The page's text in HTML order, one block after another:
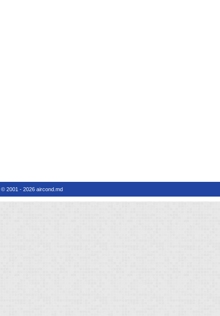
© 2001 - 2026 aircond.md